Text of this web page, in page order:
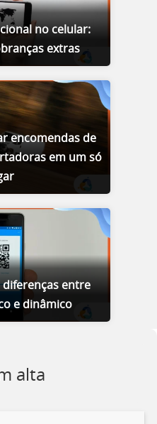
no celular:
extras
encomendas de
em um só
diferenças entre
e dinâmico
alta